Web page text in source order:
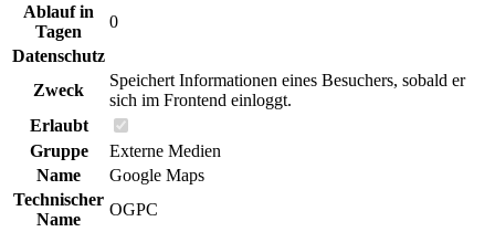
Ablauf in
Tagen
0
Datenschutz
Zweck
Speichert Informationen eines Besuchers, sobald er
sich im Frontend einloggt.
Erlaubt
Gruppe
Externe Medien
Name
Google Maps
Technischer
Name
OGPC